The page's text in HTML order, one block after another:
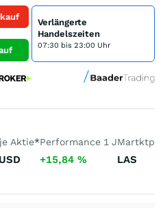
Verlängerte
Handelszeiten
07:30 bis 23:00 Uhr
Aktie*
USD
Performance 1 J
+15,84 % LAS